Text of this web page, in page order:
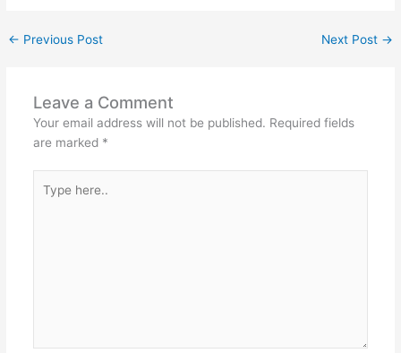
← Previous Post Next Post →
Leave a Comment
Your email address will not be published. Required fields
are marked *
here..